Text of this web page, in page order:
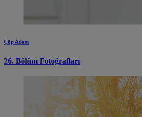
Çöp Adam
26. Bölüm Fotoğrafları